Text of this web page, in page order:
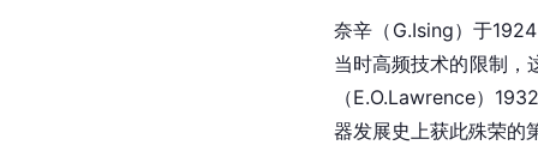
奈辛（G.Ising）于
当时高频技术的限制，
（E.O.Lawrence）
器发展史上获此殊荣的